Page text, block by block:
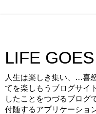
LIFE
人生は楽しき集い、…喜
てを楽しもうブログサイ
したことをつづるブログ
付随するアプリケーショ